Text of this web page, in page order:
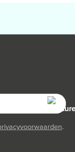
.